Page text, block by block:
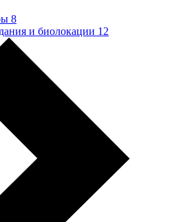
8
и биолокации 12